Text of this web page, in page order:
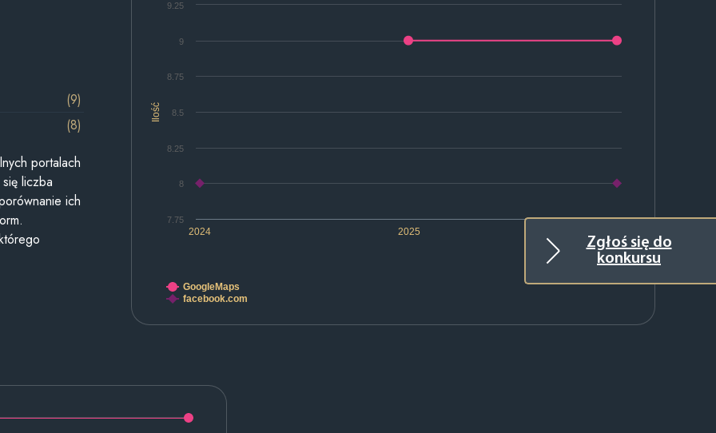
Zgłoś się do
konkursu
Ilość
2024 2025
7.75
8
8.25
8.5
8.75
9
9.25
GoogleMaps
facebook.com
(9)
(8)
portalach
liczba
ich